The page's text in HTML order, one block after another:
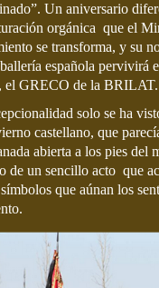
Un aniversario
orgánica que el
se transforma, y su
española pervivirá
el GRECO de la BRILAT.
solo se ha
castellano, que
abierta a los pies del
de un sencillo acto que
que aúnan los